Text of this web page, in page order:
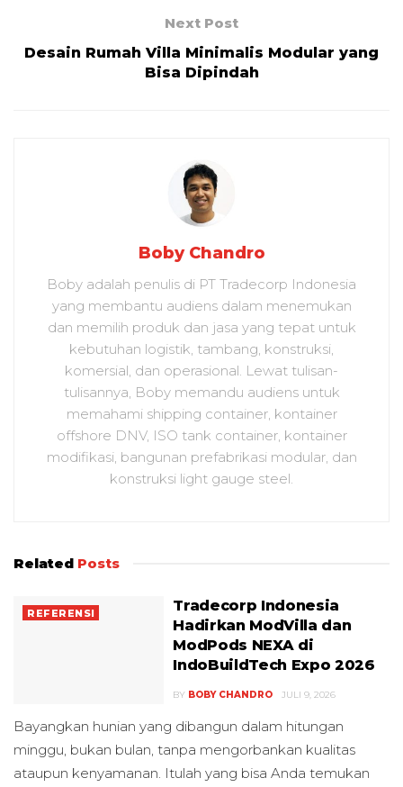
Next Post
Desain Rumah Villa Minimalis Modular yang
Bisa Dipindah
Boby Chandro
Boby adalah penulis di PT Tradecorp Indonesia
yang membantu audiens dalam menemukan
dan memilih produk dan jasa yang tepat untuk
kebutuhan logistik, tambang, konstruksi,
komersial, dan operasional. Lewat tulisan-
tulisannya, Boby memandu audiens untuk
memahami shipping container, kontainer
offshore DNV, ISO tank container, kontainer
modifikasi, bangunan prefabrikasi modular, dan
konstruksi light gauge steel.
Related Posts
REFERENSI
Tradecorp Indonesia
Hadirkan ModVilla dan
ModPods NEXA di
IndoBuildTech Expo 2026
BY BOBY CHANDRO JULI 9, 2026
Bayangkan hunian yang dibangun dalam hitungan
minggu, bukan bulan, tanpa mengorbankan kualitas
ataupun kenyamanan. Itulah yang bisa Anda temukan